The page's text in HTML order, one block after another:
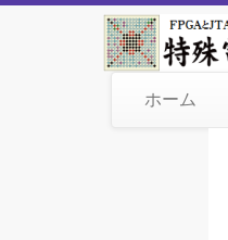
ホーム